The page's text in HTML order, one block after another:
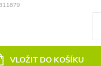
VLOŽIT DO KOŠÍKU